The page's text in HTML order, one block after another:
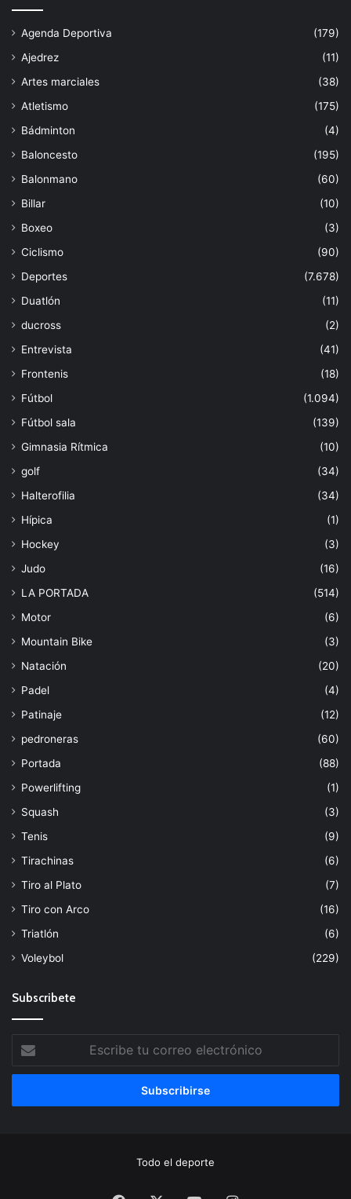
Agenda Deportiva
(179)
Ajedrez
(11)
Artes marciales
(38)
Atletismo
(175)
Bádminton
(4)
Baloncesto
(195)
Balonmano
(60)
Billar
(10)
Boxeo
(3)
Ciclismo
(90)
Deportes
(7.678)
Duatlón
(11)
ducross
(2)
Entrevista
(41)
Frontenis
(18)
Fútbol
(1.094)
Fútbol sala
(139)
Gimnasia Rítmica
(10)
golf
(34)
Halterofilia
(34)
Hípica
(1)
Hockey
(3)
Judo
(16)
LA PORTADA
(514)
Motor
(6)
Mountain Bike
(3)
Natación
(20)
Padel
(4)
Patinaje
(12)
pedroneras
(60)
Portada
(88)
Powerlifting
(1)
Squash
(3)
Tenis
(9)
Tirachinas
(6)
Tiro al Plato
(7)
Tiro con Arco
(16)
Triatlón
(6)
Voleybol
(229)
Subscribete
tu
correo
Todo el deporte